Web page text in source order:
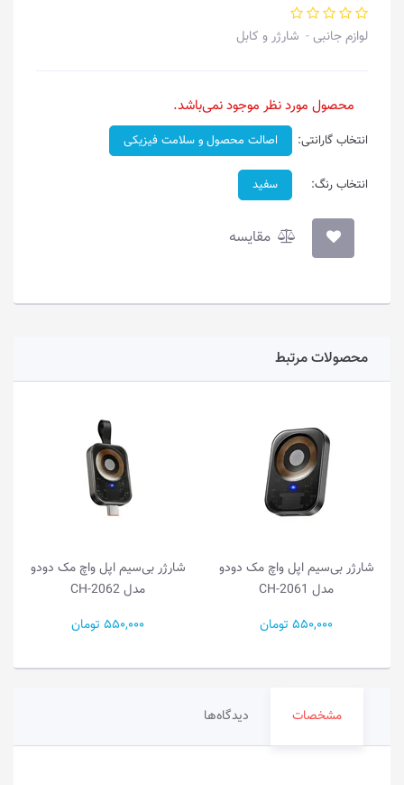
لوازم جانبی شارژر و کابل
محصول مورد نظر موجود نمی‌باشد.
انتخاب گارانتی: اصالت محصول و سلامت فیزیکی
انتخاب رنگ: سفید
مقایسه
محصولات مرتبط
شارژر بی‌سیم اپل واچ مک دودو
مدل CH-2061
550,000 تومان
شارژر بی‌سیم اپل واچ مک دودو
مدل CH-2062
550,000 تومان
مشخصات دیدگاه‌ها